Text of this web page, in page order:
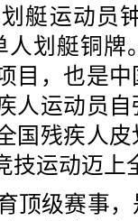
艇运动员
划艇铜牌
目，也是
人运动员
国残疾人
技运动迈上
顶级赛事